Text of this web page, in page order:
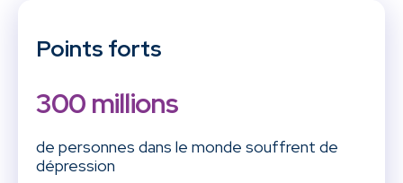
Points forts
300 millions
de personnes dans le monde souffrent de
dépression